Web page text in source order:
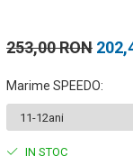
253,00 RON
Marime SPEEDO:
IN STOC